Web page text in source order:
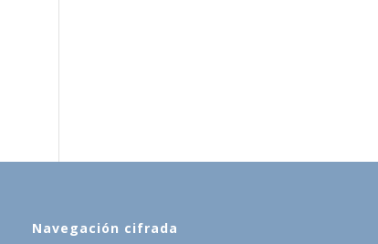
Navegación cifrada